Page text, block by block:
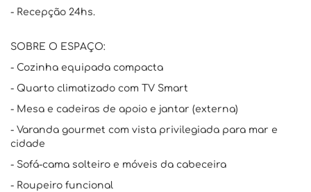
- Recepção 24hs.
SOBRE O ESPAÇO:
- Cozinha equipada compacta
- Quarto climatizado com TV Smart
- Mesa e cadeiras de apoio e jantar (externa)
- Varanda gourmet com vista privilegiada para mar e
cidade
- Sofá-cama solteiro e móveis da cabeceira
- Roupeiro funcional